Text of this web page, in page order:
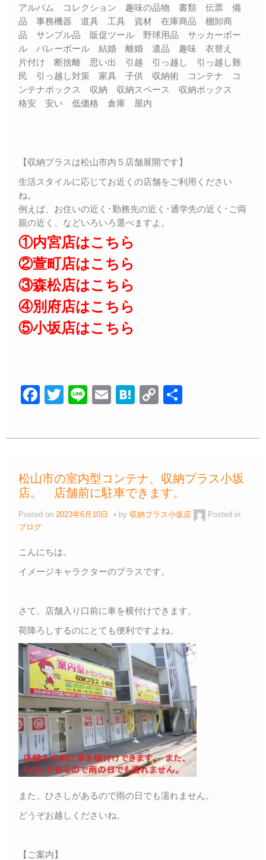
アルバム コレクション 趣味の品物 書類 伝票 備
品 事務機器 道具 工具 資材 在庫商品 棚卸商
品 サンプル品 販促ツール 野球用品 サッカーボー
ル バレーボール 結婚 離婚 遺品 趣味 衣替え
片付け 断捨離 思い出 引越 引っ越し 引っ越し難
民 引っ越し対策 家具 子供 収納術 コンテナ コ
ンテナボックス 収納 収納スペース 収納ボックス
格安 安い 低価格 倉庫 屋内
【収納プラスは松山市内５店舗展開です】
生活スタイルに応じてお近くの店舗をご利用ください
ね。
例えば、お住いの近く･勤務先の近く･通学先の近く･ご両
親の近く、などいろいろ選べますよ。
①内宮店はこちら
②萱町店はこちら
③森松店はこちら
④別府店はこちら
⑤小坂店はこちら
F
c
b
o
o
k
T
tt
Li
e
E
ail
H
e
a
C
p
Li
n
k
松山市の室内型コンテナ、収納プラス小坂
店。 店舗前に駐車できます。
Posted on 2023年6月10日 by 収納プラス小坂店
Posted in
ブログ
こんにちは。
イメージキャラクターのプラスです。
さて、店舗入り口前に車を横付けできます。
荷降ろしするのにとても便利ですよね。
また、ひさしがあるので雨の日でも濡れません。
どうぞお越しくださいね。
【ご案内】